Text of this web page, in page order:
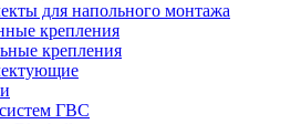
для напольного монтажа
крепления
крепления
ГВС